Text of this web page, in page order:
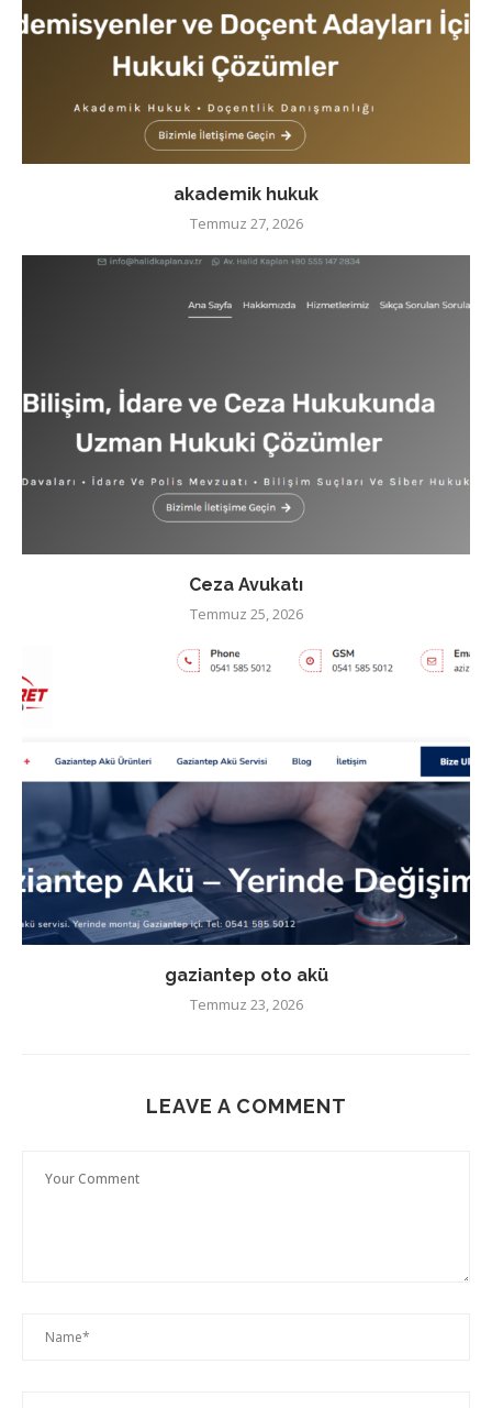
akademik hukuk
Temmuz 27, 2026
Ceza Avukatı
Temmuz 25, 2026
gaziantep oto akü
Temmuz 23, 2026
LEAVE A COMMENT